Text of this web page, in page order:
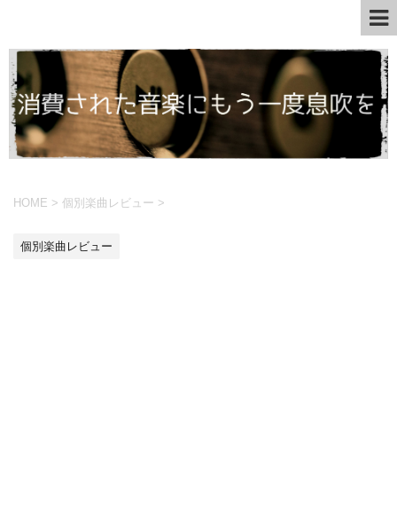
HOME > 個別楽曲レビュー >
個別楽曲レビュー